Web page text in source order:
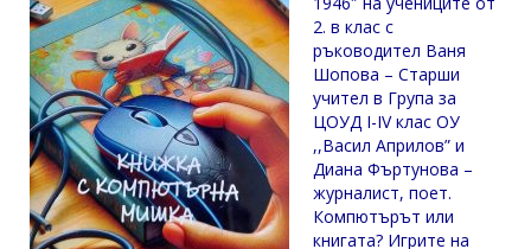
2. в клас с
ръководител Ваня
Шопова – Старши
учител в Група за
ЦОУД I-IV клас ОУ
,,Васил Априлов” и
Диана Фъртунова –
журналист, поет.
Компютърът или
книгата? Игрите на